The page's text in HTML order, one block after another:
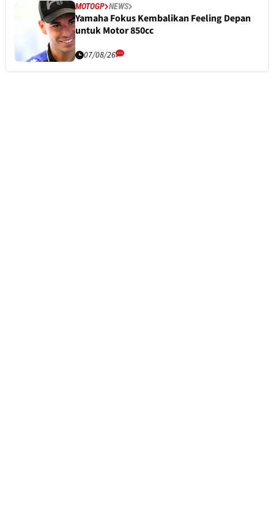
MOTOGP NEWS
Yamaha Fokus Kembalikan Feeling Depan
untuk Motor 850cc
07/08/26